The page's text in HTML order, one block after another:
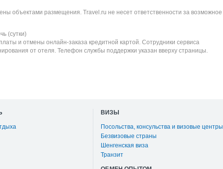
объектами размещения. Travel.ru не несет ответственности за возможное
(сутки)
и отмены онлайн-заказа кредитной картой. Сотрудники сервиса
от отеля. Телефон службы поддержки указан вверху страницы.
ВИЗЫ
Посольства, консульства и визовые центры
Безвизовые страны
Шенгенская виза
Транзит